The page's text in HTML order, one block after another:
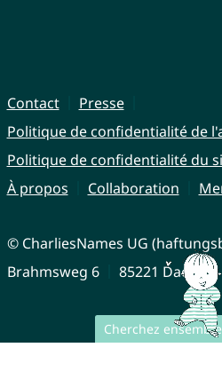
Cherchez ensemble
Contact
Presse
Politique de confidentialité de
Politique de confidentialité du
À propos
Collaboration
© CharliesNames UG
Brahmsweg 6
85221 Dachau